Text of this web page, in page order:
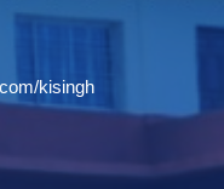
kisingh